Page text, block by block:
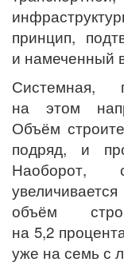
принцип,
и намеченный
Системная,
на этом
Объём
подряд, и
Наоборот,
объём
на 5,2
уже на семь с